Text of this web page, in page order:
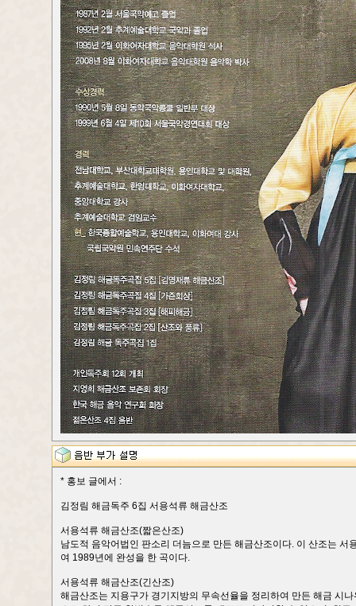
* 홍보 글에서 :
김정림 해금독주 6집 서용석류 해금산조
서용석류 해금산조(짧은산조)
남도적 음악어법인 판소리 더늠으로 만든 해금산조이다. 이 산조는
여 1989년에 완성을 한 곡이다.
서용석류 해금산조(긴산조)
해금산조는 지용구가 경기지방의 무속선율을 정리하여 만든 해금 시